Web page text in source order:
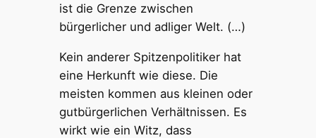
ist die Grenze zwischen
bürgerlicher und adliger Welt. (…)
Kein anderer Spitzenpolitiker hat
eine Herkunft wie diese. Die
meisten kommen aus kleinen oder
gutbürgerlichen Verhältnissen. Es
wirkt wie ein Witz, dass